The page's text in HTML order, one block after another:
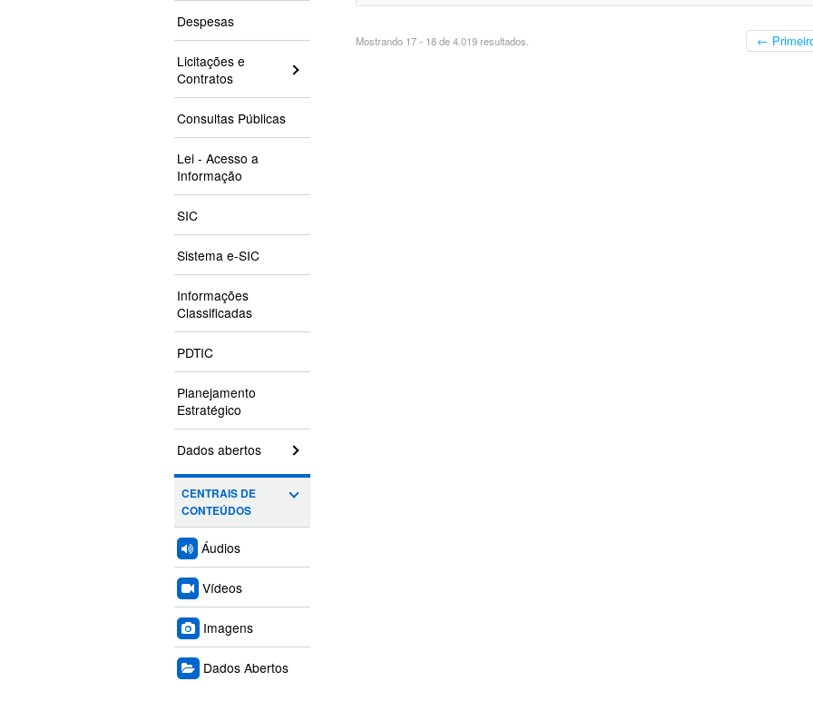
Despesas
Licitações e
Contratos
Consultas Públicas
Lei - Acesso a
Informação
SIC
Sistema e-SIC
Informações
Classificadas
PDTIC
Planejamento
Estratégico
Dados abertos
CENTRAIS DE
CONTEÚDOS
Áudios
Vídeos
Imagens
Dados Abertos
Mostrando 17 - 18 de 4.019 resultados. ←